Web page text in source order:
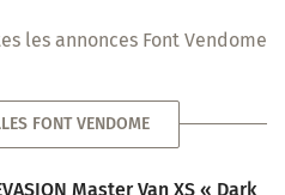
les annonces Font Vendome
FONT VENDOME
Master Van XS « Dark